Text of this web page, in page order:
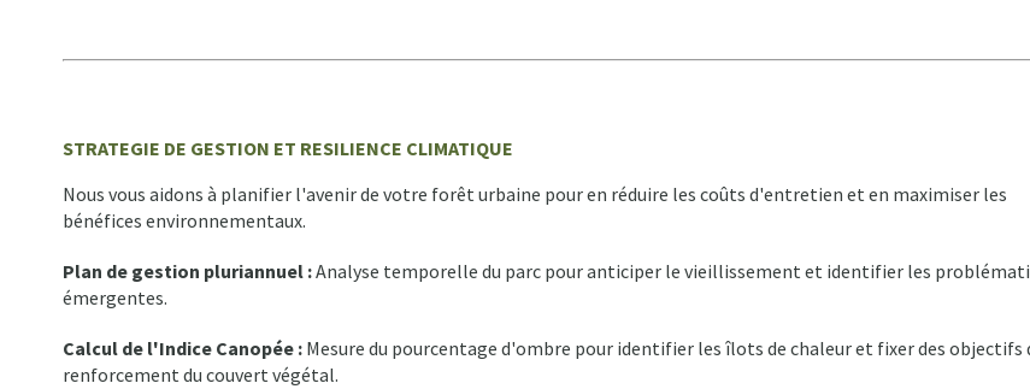
STRATEGIE DE GESTION ET RESILIENCE CLIMATIQUE
Nous vous aidons à planifier l'avenir de votre forêt urbaine pour en réduire les coûts d'entretien et en maximiser les
bénéfices environnementaux.
Plan de gestion pluriannuel :Analyse temporelle du parc pour anticiper le vieillissement et identifier les
émergentes.
Calcul de l'Indice Canopée : Mesure du pourcentage d'ombre pour identifier les îlots de chaleur et fixer des objectifs
renforcement du couvert végétal.